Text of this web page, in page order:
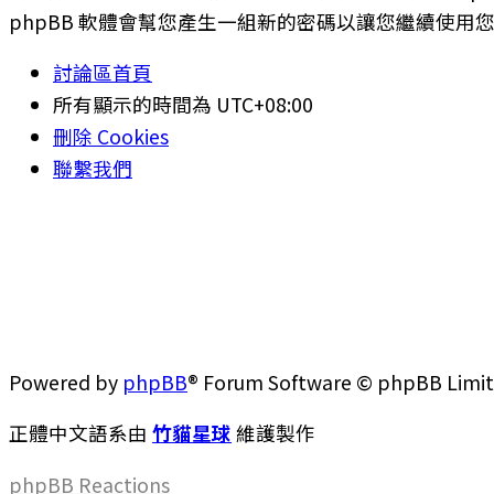
phpBB 軟體會幫您產生一組新的密碼以讓您繼續使用
討論區首頁
所有顯示的時間為 UTC+08:00
刪除 Cookies
聯繫我們
Powered by phpBB® Forum Software © phpBB
正體中文語系由 竹貓星球 維護製作
phpBB Reactions